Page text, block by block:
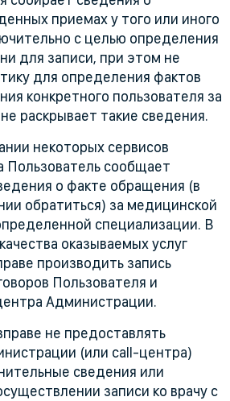
приемах у того или иного
с целью определения
для записи, при этом не
для определения фактов
конкретного пользователя за
раскрывает такие сведения.
некоторых сервисов
Пользователь сообщает
о факте обращения (в
обратиться) за медицинской
специализации. В
оказываемых услуг
производить запись
Пользователя и
Администрации.
не предоставлять
(или call-центра)
сведения или
записи ко врачу с